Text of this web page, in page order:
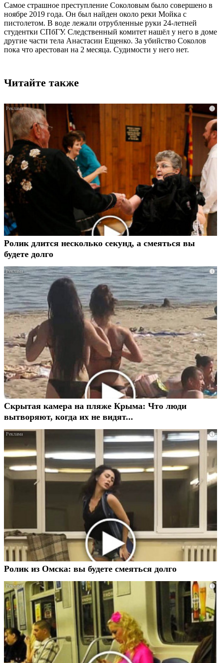
Самое страшное преступление Соколовым было совершено в
ноябре 2019 года. Он был найден около реки Мойка с
пистолетом. В воде лежали отрубленные руки 24-летней
студентки СПбГУ. Следственный комитет нашёл у него в доме
другие части тела Анастасии Ещенко. За убийство Соколов
пока что арестован на 2 месяца. Судимости у него нет.
Читайте также
i
Ролик длится несколько секунд, а смеяться вы
будете долго
i
Скрытая камера на пляже Крыма: Что люди
вытворяют, когда их не видят...
i
Ролик из Омска: вы будете смеяться долго
i